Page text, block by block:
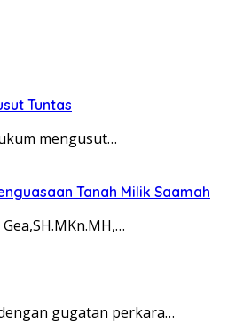
Tuntas
mengusut…
Tanah Milik Saamah
gugatan perkara…